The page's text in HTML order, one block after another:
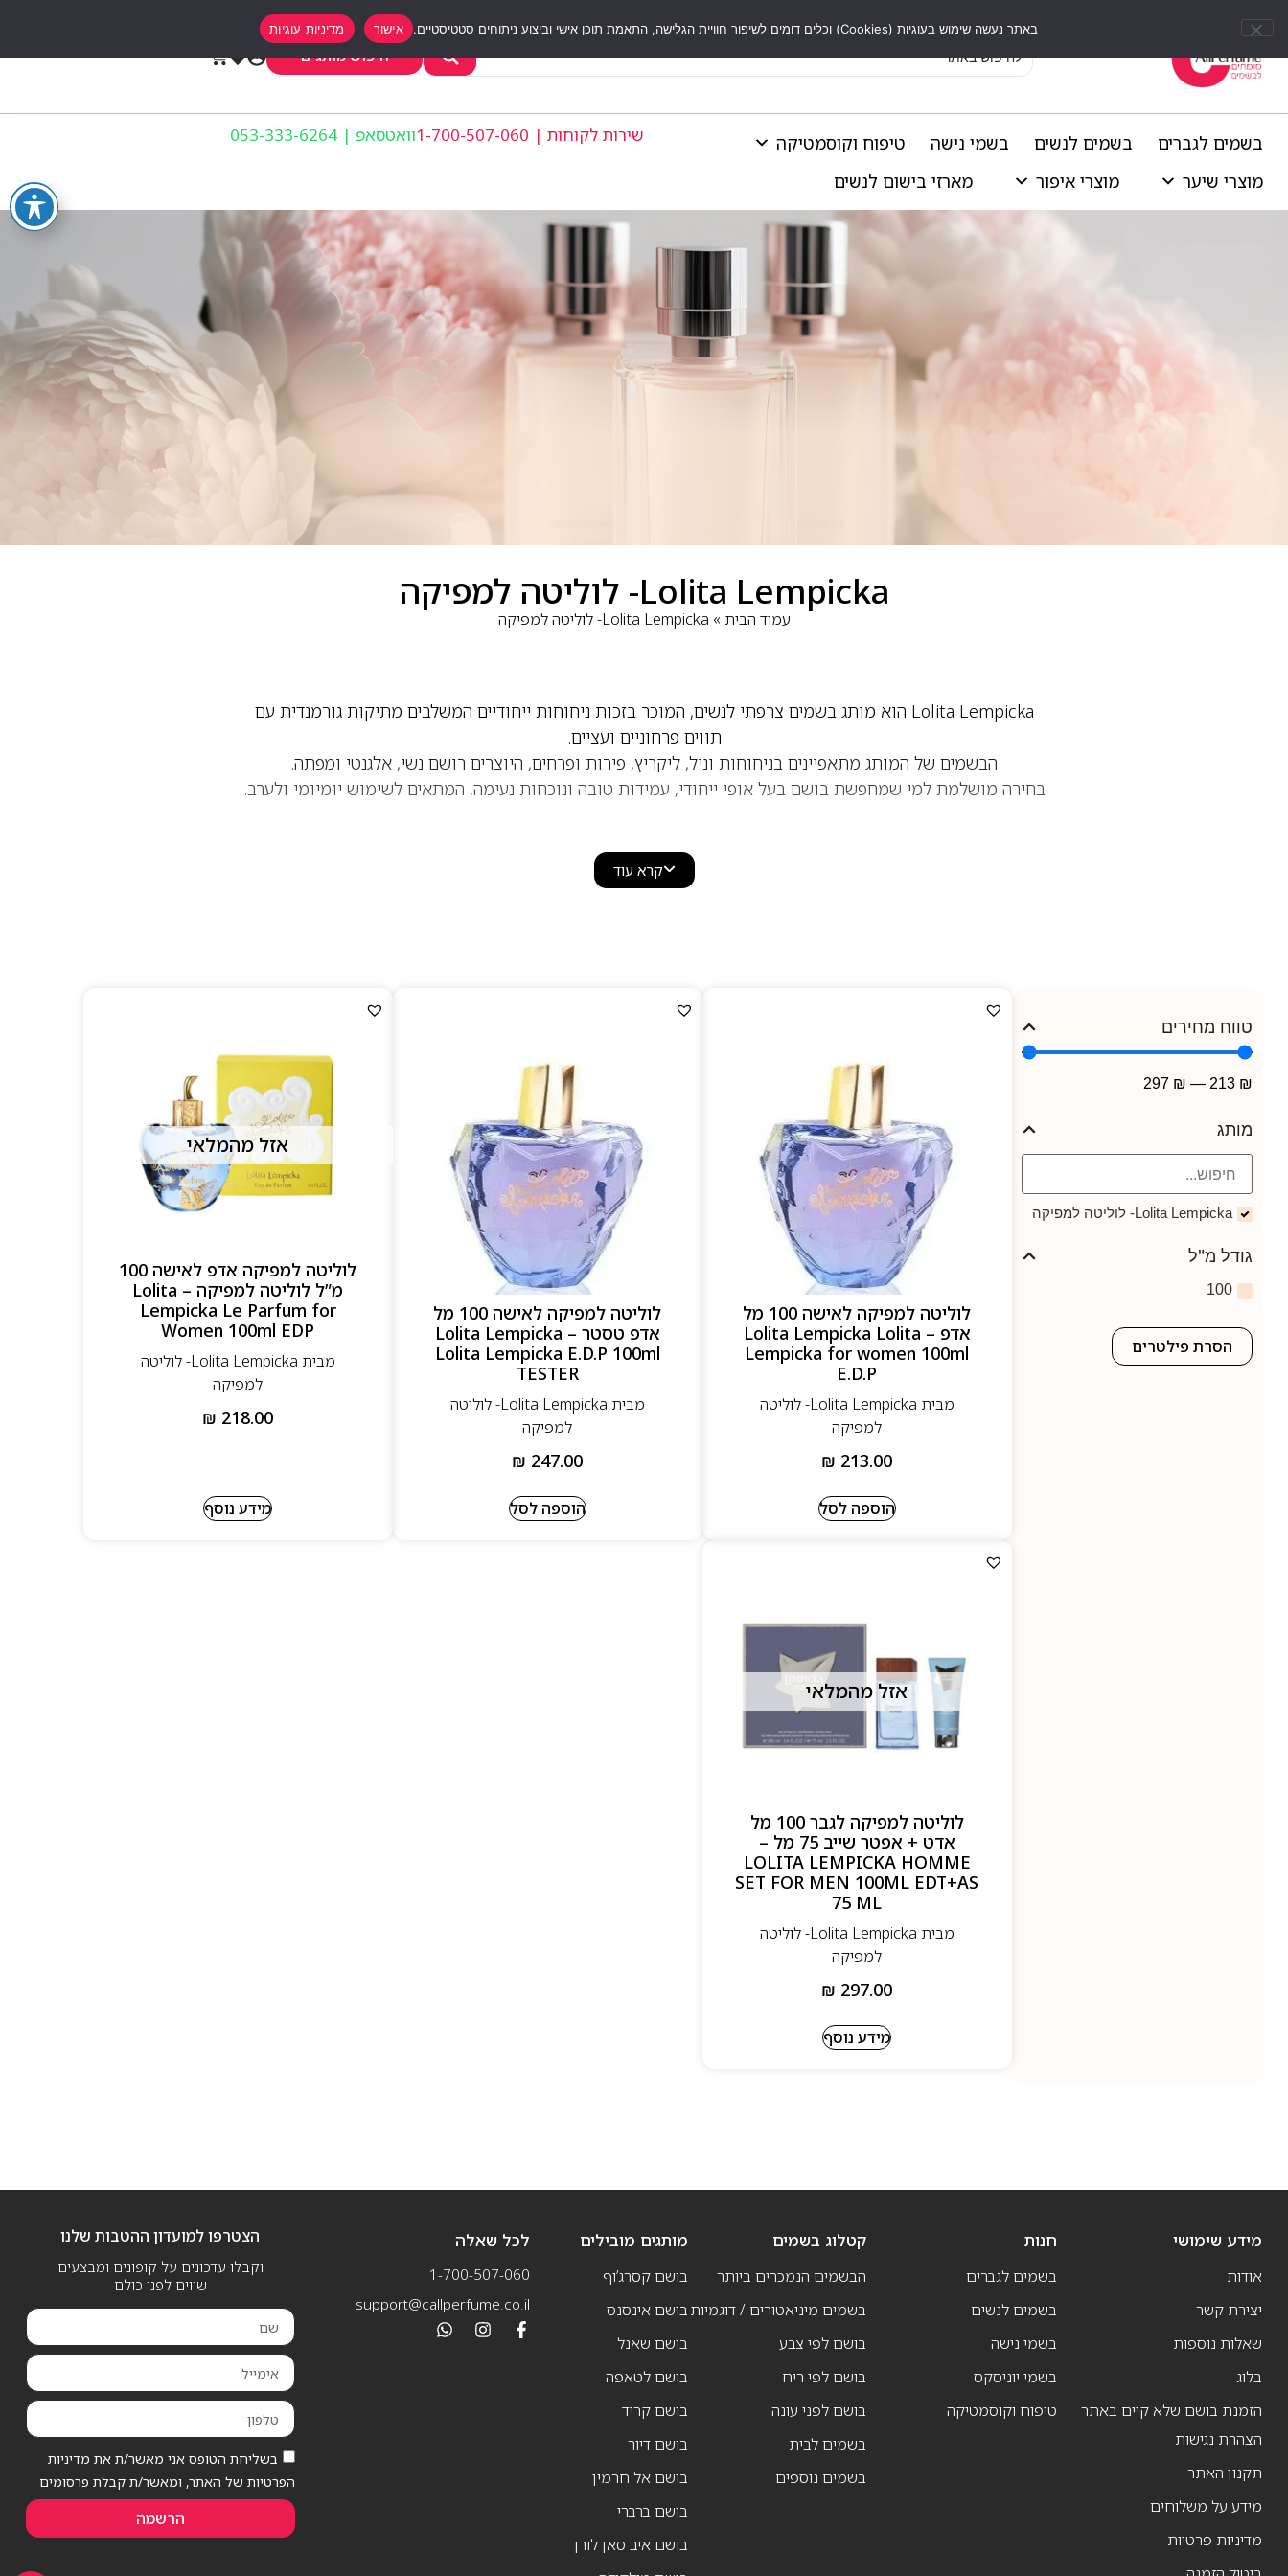
חיפוש מותגים
בשמים לגברים בשמים לנשים בשמי נישה
טיפוח וקוסמטיקה
מוצרי שיער
מוצרי איפור מארזי בישום לנשים
שירות לקוחות | 1-700-507-060 וואטסאפ | 053-333-6264
Lolita Lempicka- לוליטה למפיקה
עמוד הבית » Lolita Lempicka- לוליטה למפיקה
Lolita Lempicka הוא מותג בשמים צרפתי לנשים, המוכר בזכות ניחוחות ייחודיים המשלבים מתיקות גורמנדית עם
תווים פרחוניים ועציים.
הבשמים של המותג מתאפיינים בניחוחות וניל, ליקריץ, פירות ופרחים, היוצרים רושם נשי, אלגנטי ומפתה.
בחירה מושלמת למי שמחפשת בושם בעל אופי ייחודי, עמידות טובה ונוכחות נעימה, המתאים לשימוש יומיומי ולערב.
קרא עוד
טווח מחירים
₪
213
—
₪
297
מותג
Lolita Lempicka- לוליטה למפיקה
גודל מ"ל
100
הסרת פילטרים
לוליטה למפיקה לאישה 100 מל
אדפ – Lolita Lempicka Lolita
Lempicka for women 100ml
E.D.P
מבית Lolita Lempicka- לוליטה
למפיקה
₪ 213.00
הוספה לסל
לוליטה למפיקה לאישה 100 מל
אדפ טסטר – Lolita Lempicka
Lolita Lempicka E.D.P 100ml
TESTER
מבית Lolita Lempicka- לוליטה
למפיקה
₪ 247.00
הוספה לסל
אזל מהמלאי
לוליטה למפיקה אדפ לאישה 100
מ”ל לוליטה למפיקה – Lolita
Lempicka Le Parfum for
Women 100ml EDP
מבית Lolita Lempicka- לוליטה
למפיקה
₪ 218.00
מידע נוסף
אזל מהמלאי
לוליטה למפיקה לגבר 100 מל
אדט + אפטר שייב 75 מל –
LOLITA LEMPICKA HOMME
SET FOR MEN 100ML EDT+AS
75 ML
מבית Lolita Lempicka- לוליטה
למפיקה
₪ 297.00
מידע נוסף
מידע שימושי
אודות
יצירת קשר
שאלות נוספות
בלוג
הזמנת בושם שלא קיים באתר
הצהרת נגישות
תקנון האתר
מידע על משלוחים
מדיניות פרטיות
חנות
בשמים לגברים
בשמים לנשים
בשמי נישה
בשמי יוניסקס
טיפוח וקוסמטיקה
קטלוג בשמים
הבשמים הנמכרים ביותר
בשמים מיניאטורים / דוגמיות
בושם לפי צבע
בושם לפי ריח
בושם לפני עונה
בשמים לבית
בשמים נוספים
מותגים מובילים
בושם קסרג’וף
בושם אינסנס
בושם שאנל
בושם לטאפה
בושם קריד
בושם דיור
בושם אל חרמין
בושם ברברי
בושם איב סאן לורן
לכל שאלה
1-700-507-060
support@callperfume.co.il
הצטרפו למועדון ההטבות שלנו
וקבלו עדכונים על קופונים ומבצעים
שווים לפני כולם
בשליחת הטופס אני מאשר/ת את מדיניות
הפרטיות של האתר, ומאשר/ת קבלת פרסומים
הרשמה
באתר נעשה שימוש בעוגיות (Cookies) וכלים דומים לשיפור חוויית הגלישה, התאמת תוכן אישי וביצוע ניתוחים סטטיסטיים. אישור מדיניות עוגיות